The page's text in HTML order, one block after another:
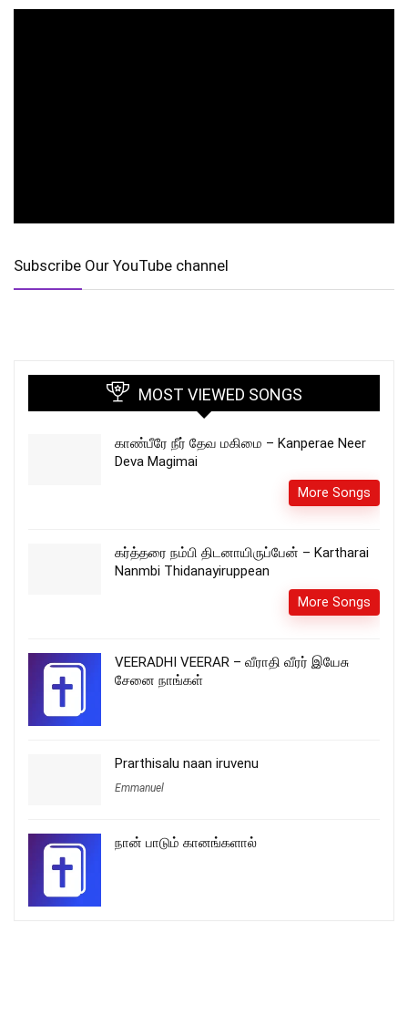
Subscribe Our YouTube channel
MOST VIEWED SONGS
காண்பீரே நீர் தேவ மகிமை – Kanperae Neer
Deva Magimai
More Songs
கர்த்தரை நம்பி திடனாயிருப்பேன் – Kartharai
Nanmbi Thidanayiruppean
More Songs
VEERADHI VEERAR – வீராதி வீரர் இயேசு
சேனை நாங்கள்
Prarthisalu naan iruvenu
Emmanuel
நான் பாடும் கானங்களால்